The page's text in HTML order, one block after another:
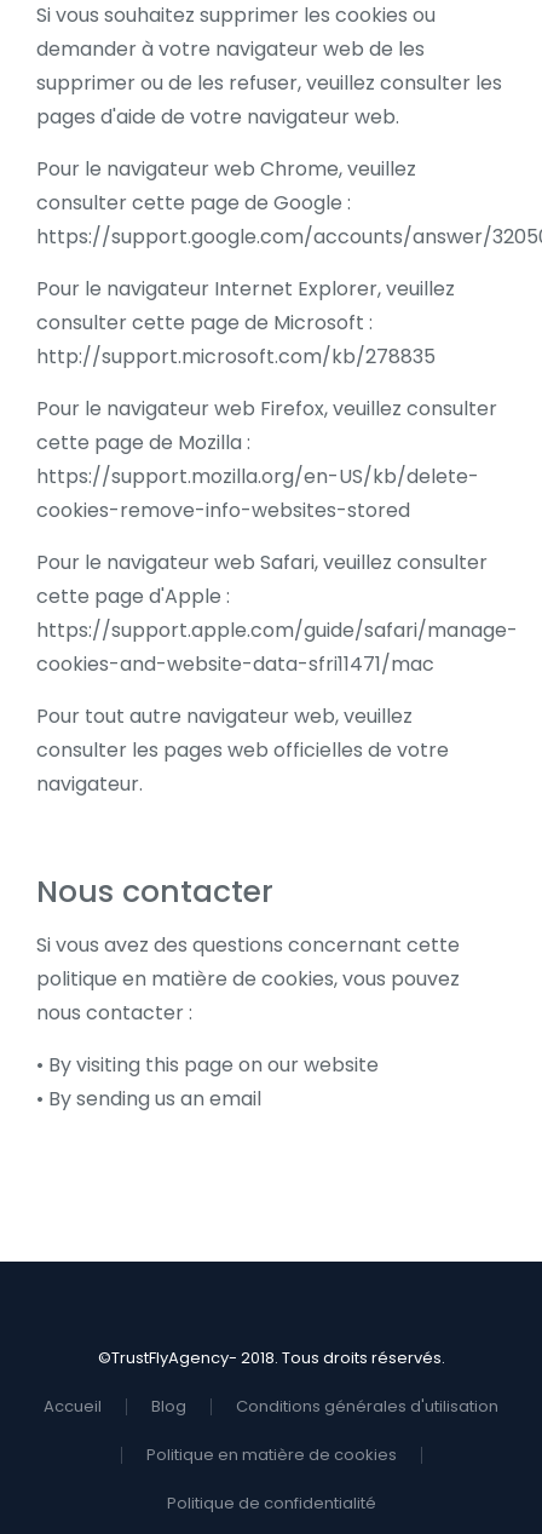
Si vous souhaitez supprimer les cookies ou
demander à votre navigateur web de les
supprimer ou de les refuser, veuillez consulter les
pages d'aide de votre navigateur web.
Pour le navigateur web Chrome, veuillez
consulter cette page de Google :
https://support.google.com/accounts/answer/
Pour le navigateur Internet Explorer, veuillez
consulter cette page de Microsoft :
http://support.microsoft.com/kb/278835
Pour le navigateur web Firefox, veuillez consulter
cette page de Mozilla :
https://support.mozilla.org/en-US/kb/delete-
cookies-remove-info-websites-stored
Pour le navigateur web Safari, veuillez consulter
cette page d'Apple :
https://support.apple.com/guide/safari/manage-
cookies-and-website-data-sfri11471/mac
Pour tout autre navigateur web, veuillez
consulter les pages web officielles de votre
navigateur.
Nous contacter
Si vous avez des questions concernant cette
politique en matière de cookies, vous pouvez
nous contacter :
• By visiting this page on our website
• By sending us an email
©TrustFlyAgency- 2018. Tous droits réservés.
Accueil Blog Conditions générales d'utilisation
Politique en matière de cookies
Politique de confidentialité